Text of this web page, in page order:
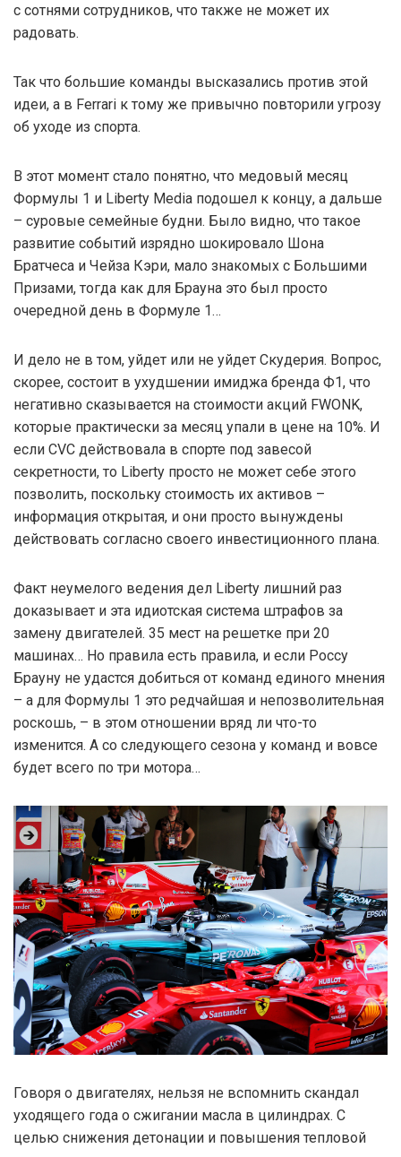
с сотнями сотрудников, что также не может их
радовать.
Так что большие команды высказались против этой
идеи, а в Ferrari к тому же привычно повторили угрозу
об уходе из спорта.
В этот момент стало понятно, что медовый месяц
Формулы 1 и Liberty Media подошел к концу, а дальше
– суровые семейные будни. Было видно, что такое
развитие событий изрядно шокировало Шона
Братчеса и Чейза Кэри, мало знакомых с Большими
Призами, тогда как для Брауна это был просто
очередной день в Формуле 1…
И дело не в том, уйдет или не уйдет Скудерия. Вопрос,
скорее, состоит в ухудшении имиджа бренда Ф1, что
негативно сказывается на стоимости акций FWONK,
которые практически за месяц упали в цене на 10%. И
если CVC действовала в спорте под завесой
секретности, то Liberty просто не может себе этого
позволить, поскольку стоимость их активов –
информация открытая, и они просто вынуждены
действовать согласно своего инвестиционного плана.
Факт неумелого ведения дел Liberty лишний раз
доказывает и эта идиотская система штрафов за
замену двигателей. 35 мест на решетке при 20
машинах… Но правила есть правила, и если Россу
Брауну не удастся добиться от команд единого мнения
– а для Формулы 1 это редчайшая и непозволительная
роскошь, – в этом отношении вряд ли что-то
изменится. А со следующего сезона у команд и вовсе
будет всего по три мотора…
Говоря о двигателях, нельзя не вспомнить скандал
уходящего года о сжигании масла в цилиндрах. С
целью снижения детонации и повышения тепловой